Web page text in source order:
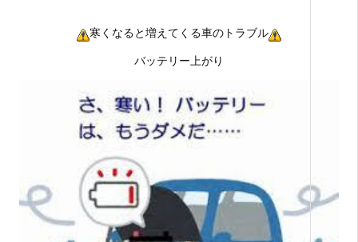
寒くなると増えてくる車のトラブル
バッテリー上がり